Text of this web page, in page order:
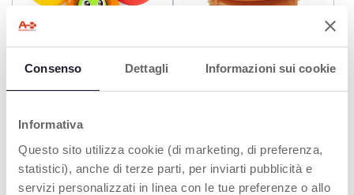
Consenso Dettagli Informazioni sui cookie
Informativa
Questo sito utilizza cookie (di marketing, di preferenza,
statistici), anche di terze parti, per inviarti pubblicità e
servizi personalizzati in linea con le tue preferenze o allo